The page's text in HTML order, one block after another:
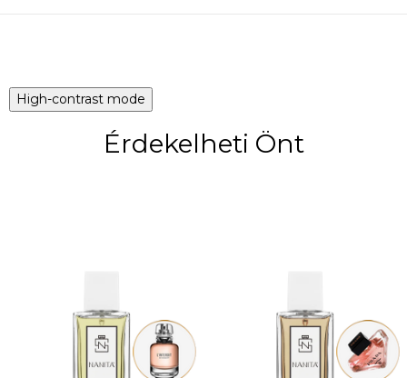
High-contrast mode
Érdekelheti Önt